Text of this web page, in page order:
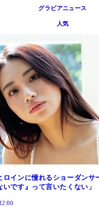
グラビアニュース
人気
ロインに憧れるショーダンサ
です』って言いたくない」